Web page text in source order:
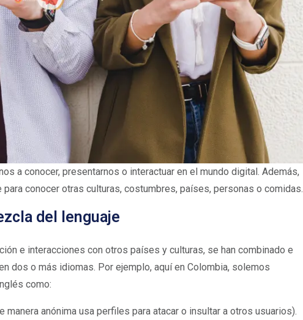
a conocer, presentarnos o interactuar en el mundo digital. Además,
conocer otras culturas, costumbres, países, personas o comidas.
del lenguaje
e interacciones con otros países y culturas, se han combinado e
dos o más idiomas. Por ejemplo, aquí en Colombia, solemos
como:
manera anónima usa perfiles para atacar o insultar a otros usuarios).